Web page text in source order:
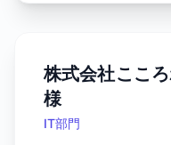
株式会社ここ
様
IT部門